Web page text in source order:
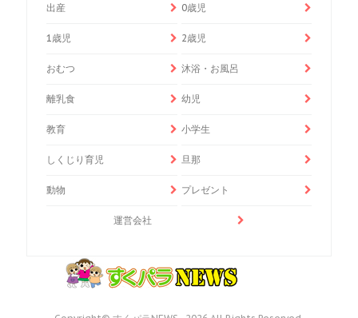
出産 0歳児
1歳児 2歳児
おむつ 沐浴・お風呂
離乳食 幼児
教育 小学生
しくじり育児 旦那
動物 プレゼント
運営会社